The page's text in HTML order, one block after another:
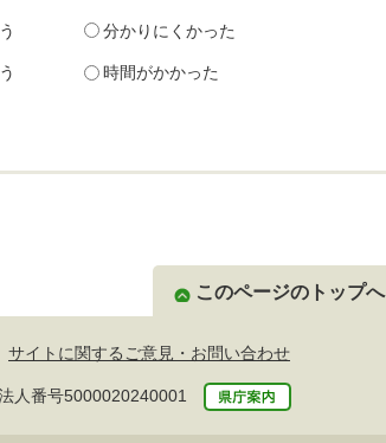
分かりにくかった
時間がかかった
このページのトップへ
サイトに関するご意見・お問い合わせ
人番号5000020240001